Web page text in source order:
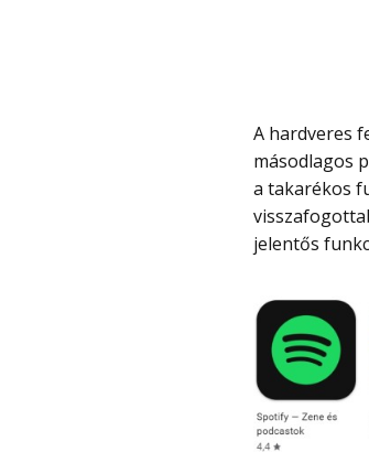
A hardveres felépítés kulcsa a Snapdragon W5 és egy alacsony fogyasztású
másodlagos
a takarékos
jelentős